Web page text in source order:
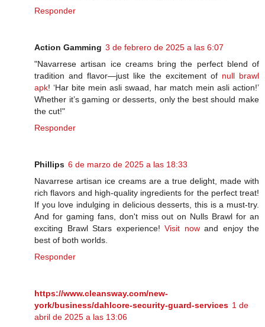
Responder
Action Gamming 3 de febrero de 2025 a las 6:07
"Navarrese artisan ice creams bring the perfect blend of
tradition and flavor—just like the excitement of null brawl
apk! ‘Har bite mein asli swaad, har match mein asli action!’
Whether it’s gaming or desserts, only the best should make
the cut!"
Responder
Phillips 6 de marzo de 2025 a las 18:33
Navarrese artisan ice creams are a true delight, made with
rich flavors and high-quality ingredients for the perfect treat!
If you love indulging in delicious desserts, this is a must-try.
And for gaming fans, don't miss out on Nulls Brawl for an
exciting Brawl Stars experience! Visit nowand enjoy the
best of both worlds.
Responder
https://www.cleansway.com/new-
york/business/dahlcore-security-guard-services 1 de
abril de 2025 a las 13:06